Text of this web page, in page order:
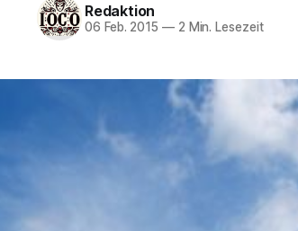
Redaktion
06 Feb. 2015 —2 Min. Lesezeit